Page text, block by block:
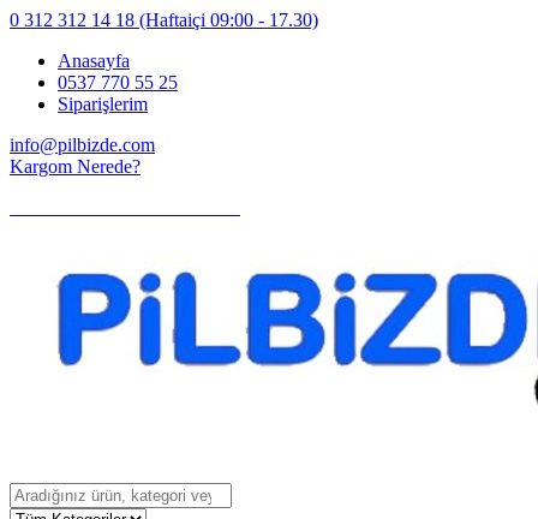
0 312 312 14 18 (Haftaiçi 09:00 - 17.30)
Anasayfa
0537 770 55 25
Siparişlerim
info@pilbizde.com
Kargom Nerede?